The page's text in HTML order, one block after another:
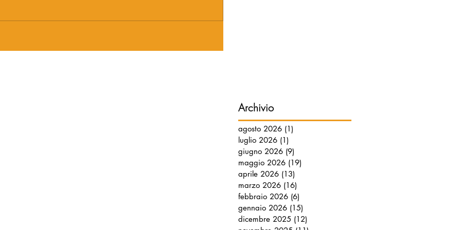
Archivio
agosto 2026 (1)
luglio 2026 (1)
giugno 2026 (9)
maggio 2026 (19)
aprile 2026 (13)
marzo 2026 (16)
febbraio 2026 (6)
gennaio 2026 (15)
dicembre 2025 (12)